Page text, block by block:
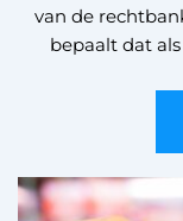
van de
bepaalt dat